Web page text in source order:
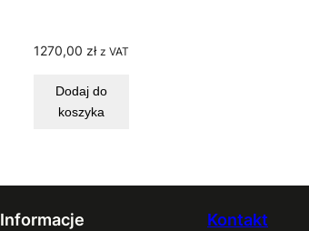
1270,00 zł z VAT
Dodaj do
koszyka
Informacje Kontakt